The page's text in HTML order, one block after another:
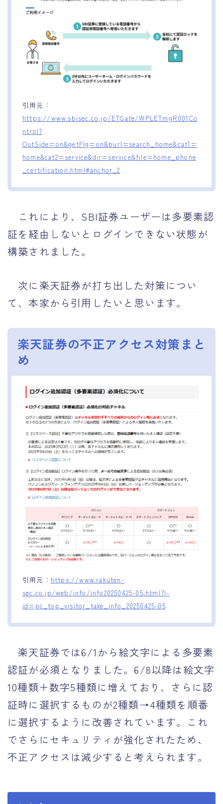
引用元：
https://www.sbisec.co.jp/ETGate/WPLETmgR001Co
ntrol?
OutSide=on&getFlg=on&burl=search_home&cat1=
home&cat2=service&dir=service&file=home_phone
_certification.html#anchor_2
これにより、SBI証券ユーザーは多要素認
証を経由しないとログインできない状態が
構築されました。
次に楽天証券が打ち出した対策につい
て、本家から引用したいと思います。
楽天証券の不正アクセス対策まと
め
引用元： https://www.rakuten-
sec.co.jp/web/info/info20250425-05.html?l-
id=pc_top_visitor_take_info_20250425-05
楽天証券では6/1から絵文字による多要素
認証が必須となりました。6/8以降は絵文字
10種類＋数字5種類に増えており、さらに認
証時に選択するものが2種類→4種類を順番
に選択するように改善されています。これ
でさらにセキュリティが強化されたため、
不正アクセスは減少すると考えられます。